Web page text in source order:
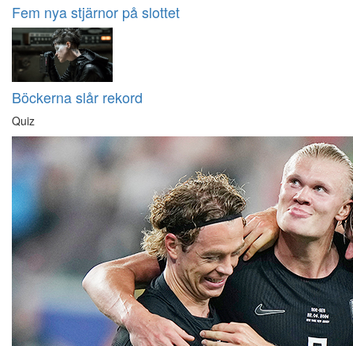
Fem nya stjärnor på slottet
Böckerna slår rekord
Quiz